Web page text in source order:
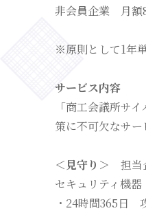
非会員企業 月額
※原則として1年
サービス内容
「商工会議所サ
策に不可欠なサー
＜見守り＞ 担当
セキュリティ機器
・24時間365日